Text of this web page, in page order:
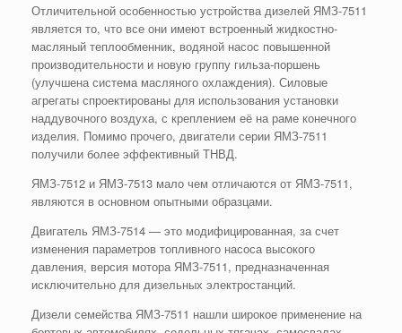
Отличительной особенностью устройства дизелей ЯМЗ-7511
является то, что все они имеют встроенный жидкостно-
масляный теплообменник, водяной насос повышенной
производительности и новую группу гильза-поршень
(улучшена система масляного охлаждения). Силовые
агрегаты спроектированы для использования установки
наддувочного воздуха, с креплением её на раме конечного
изделия. Помимо прочего, двигатели серии ЯМЗ-7511
получили более эффективный ТНВД.
ЯМЗ-7512 и ЯМЗ-7513 мало чем отличаются от ЯМЗ-7511,
являются в основном опытными образцами.
Двигатель ЯМЗ-7514 — это модифицированная, за счет
изменения параметров топливного насоса высокого
давления, версия мотора ЯМЗ-7511, предназначенная
исключительно для дизельных электростанций.
Дизели семейства ЯМЗ-7511 нашли широкое применение на